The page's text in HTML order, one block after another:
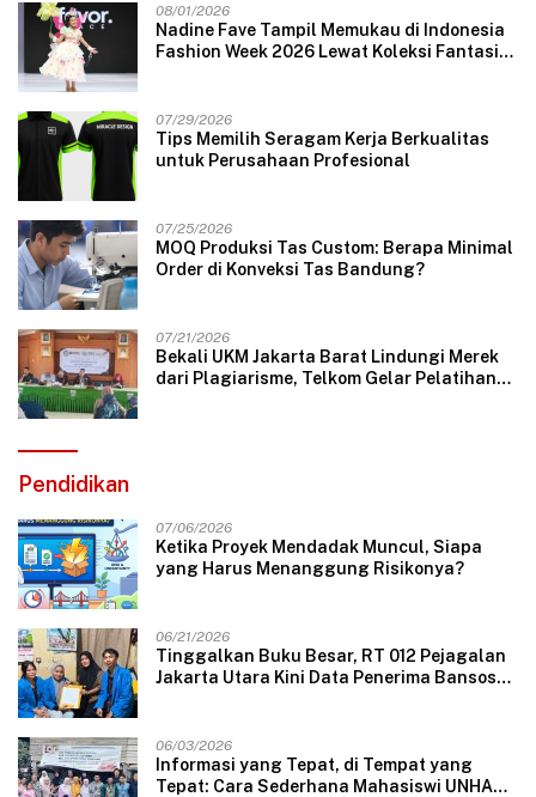
08/01/2026
Nadine Fave Tampil Memukau di Indonesia
Fashion Week 2026 Lewat Koleksi Fantasi
07/29/2026
Tips Memilih Seragam Kerja Berkualitas
untuk Perusahaan Profesional
07/25/2026
MOQ Produksi Tas Custom: Berapa Minimal
Order di Konveksi Tas Bandung?
07/21/2026
Bekali UKM Jakarta Barat Lindungi Merek
dari Plagiarisme, Telkom Gelar Pelatihan
Pendidikan
07/06/2026
Ketika Proyek Mendadak Muncul, Siapa
yang Harus Menanggung Risikonya?
06/21/2026
Tinggalkan Buku Besar, RT 012 Pejagalan
Jakarta Utara Kini Data Penerima Bansos
06/03/2026
Informasi yang Tepat, di Tempat yang
Tepat: Cara Sederhana Mahasiswi UNHAS